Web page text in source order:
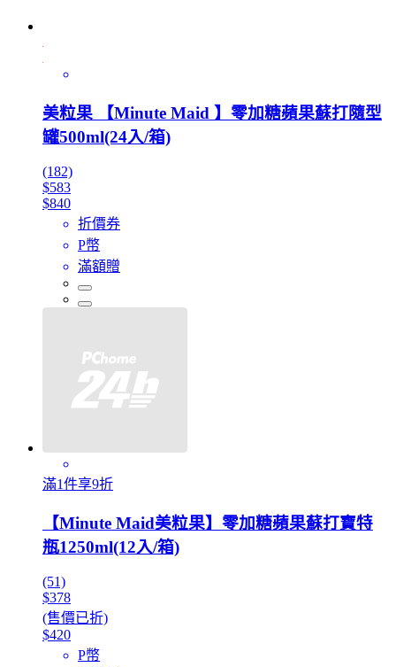
美粒果 【Minute Maid 】零加糖蘋果蘇打隨型
罐500ml(24入/箱)
(182)
$583
$840
折價券
P幣
滿額贈
滿1件享9折
【Minute Maid美粒果】零加糖蘋果蘇打寶特
瓶1250ml(12入/箱)
(51)
$378
(售價已折)
$420
P幣